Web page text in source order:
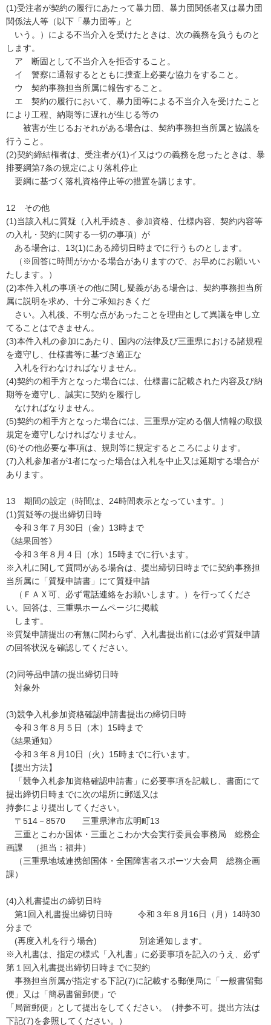
(1)受注者が契約の履行にあたって暴力団、暴力団関係者又は暴力団
関係法人等（以下「暴力団等」と
いう。）による不当介入を受けたときは、次の義務を負うものと
します。
ア 断固として不当介入を拒否すること。
イ 警察に通報するとともに捜査上必要な協力をすること。
ウ 契約事務担当所属に報告すること。
エ 契約の履行において、暴力団等による不当介入を受けたこと
により工程、納期等に遅れが生じる等の
被害が生じるおそれがある場合は、契約事務担当所属と協議を
行うこと。
(2)契約締結権者は、受注者が(1)イ又はウの義務を怠ったときは、暴
排要綱第7条の規定により落札停止
要綱に基づく落札資格停止等の措置を講じます。
12 その他
(1)当該入札に質疑（入札手続き、参加資格、仕様内容、契約内容等
の入札・契約に関する一切の事項）が
ある場合は、13(1)にある締切日時までに行うものとします。
（※回答に時間がかかる場合がありますので、お早めにお願いい
たします。）
(2)本件入札の事項その他に関し疑義がある場合は、契約事務担当所
属に説明を求め、十分ご承知おきくだ
さい。入札後、不明な点があったことを理由として異議を申し立
てることはできません。
(3)本件入札の参加にあたり、国内の法律及び三重県における諸規程
を遵守し、仕様書等に基づき適正な
入札を行わなければなりません。
(4)契約の相手方となった場合には、仕様書に記載された内容及び納
期等を遵守し、誠実に契約を履行し
なければなりません。
(5)契約の相手方となった場合には、三重県が定める個人情報の取扱
規定を遵守しなければなりません。
(6)その他必要な事項は、規則等に規定するところによります。
(7)入札参加者が1者になった場合は入札を中止又は延期する場合が
あります。
13 期間の設定（時間は、24時間表示となっています。）
(1)質疑等の提出締切日時
令和３年７月30日（金）13時まで
《結果回答》
令和３年８月４日（水）15時までに行います。
※入札に関して質問がある場合は、提出締切日時までに契約事務担
当所属に「質疑申請書」にて質疑申請
（ＦＡＸ可、必ず電話連絡をお願いします。）を行ってくださ
い。回答は、三重県ホームページに掲載
します。
※質疑申請提出の有無に関わらず、入札書提出前には必ず質疑申請
の回答状況を確認してください。
(2)同等品申請の提出締切日時
対象外
(3)競争入札参加資格確認申請書提出の締切日時
令和３年８月５日（木）15時まで
《結果通知》
令和３年８月10日（火）15時までに行います。
【提出方法】
「競争入札参加資格確認申請書」に必要事項を記載し、書面にて
提出締切日時までに次の場所に郵送又は
持参により提出してください。
〒514－8570 三重県津市広明町13
三重とこわか国体・三重とこわか大会実行委員会事務局 総務企
画課 （担当：福井）
（三重県地域連携部国体・全国障害者スポーツ大会局 総務企画
課）
(4)入札書提出の締切日時
第1回入札書提出締切日時 令和３年８月16日（月）14時30
分まで
(再度入札を行う場合) 別途通知します。
※入札書は、指定の様式「入札書」に必要事項を記入のうえ、必ず
第１回入札書提出締切日時までに契約
事務担当所属が指定する下記(7)に記載する郵便局に「一般書留郵
便」又は「簡易書留郵便」で
「局留郵便」として提出をしてください。（持参不可。提出方法は
下記(7)を参照してください。）